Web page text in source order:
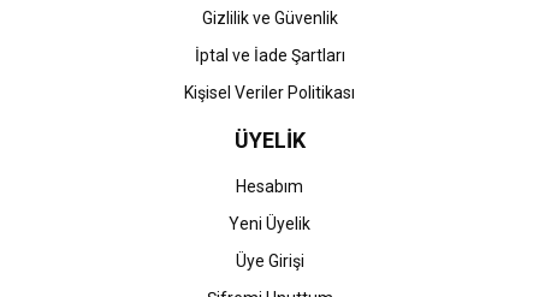
Gizlilik ve Güvenlik
İptal ve İade Şartları
Kişisel Veriler Politikası
ÜYELİK
Hesabım
Yeni Üyelik
Üye Girişi